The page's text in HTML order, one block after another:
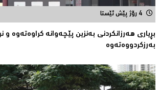
4 رۆژ پێش ئێستا
بڕیارى هەرزانکردنى بەنزین پێچەوانە کراوەتەوە و
بەرزکردووەتەوە